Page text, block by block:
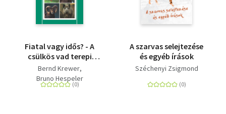
Fiatal vagy idős? - A
csülkös vad terepi
értékelése
Bernd Krewer
Bruno Hespeler
A szarvas selejtezése
és egyéb írások
Széchenyi Zsigmond